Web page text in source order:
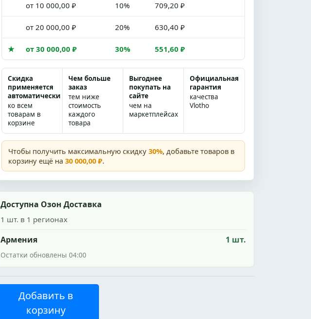
от 10 000,00 ₽ 10% 709,20 ₽
от 20 000,00 ₽ 20% 630,40 ₽
★ от 30 000,00 ₽ 30% 551,60 ₽
Скидка
применяется
автоматически
ко всем
товарам в
корзине
Чем больше
заказ
тем ниже
стоимость
каждого
товара
Выгоднее
покупать на
сайте
чем на
маркетплейсах
Официальная
гарантия
качества
Vlotho
Чтобы получить максимальную скидку 30%, добавьте товаров в
корзину ещё на 30 000,00 ₽.
Доступна Озон Доставка
1 шт. в 1 регионах
Армения 1 шт.
Остатки обновлены 04:00
Добавить в
корзину